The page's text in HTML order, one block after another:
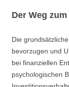
Der Weg
Die
bevorzugen und
bei finanziellen
psychologischen